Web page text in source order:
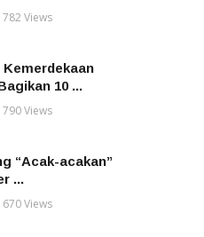
782 Views
10 ...
790 Views
“Acak-acakan”
...
670 Views